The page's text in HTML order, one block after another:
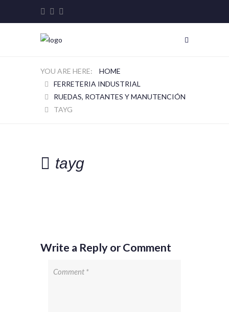
HOME
FERRETERIA INDUSTRIAL
RUEDAS, ROTANTES Y MANUTENCIÓN
TAYG
tayg
Write a Reply or Comment